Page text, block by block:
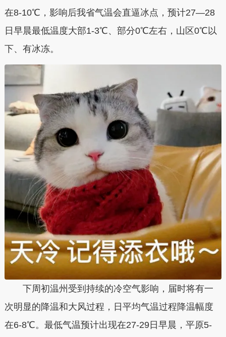
在8-10℃，影响后我省气温会直逼冰点，预计27—28
日早晨最低温度大部1-3℃、部分0℃左右，山区0℃以
下、有冰冻。
下周初温州受到持续的冷空气影响，届时将有一
次明显的降温和大风过程，日平均气温过程降温幅度
在6-8℃。最低气温预计出现在27-29日早晨，平原5-